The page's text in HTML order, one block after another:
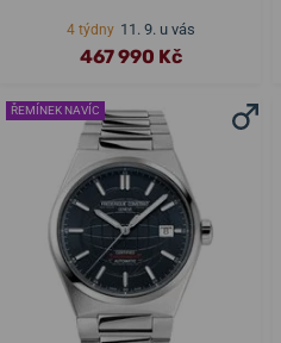
4 týdny 11. 9. u vás
467 990 Kč
ŘEMÍNEK NAVÍC